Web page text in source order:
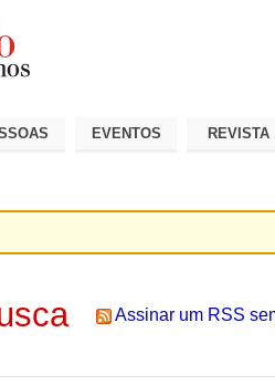
EVENTOS REVISTA
Assinar um RSS